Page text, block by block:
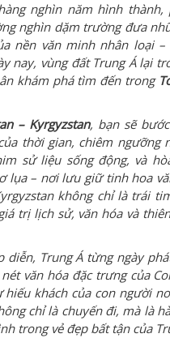
nghìn năm hình thành,
nghìn dặm trường đưa
nền văn minh nhân loại –
nay, vùng đất Trung Á lại
khám phá tìm đến trong
– Kyrgyzstan, bạn sẽ
thời gian, chiêm ngưỡng
sử liệu sống động, và
lụa – nơi lưu giữ tinh hoa
không chỉ là trái
trị lịch sử, văn hóa và
diễn, Trung Á từng ngày
văn hóa đặc trưng của
khách của con người
chỉ là chuyến đi, mà là
trong vẻ đẹp bất tận của